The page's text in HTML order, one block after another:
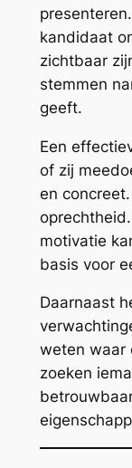
kandidaat
zichtbaar
stemmen
geeft.
Een
of zij
en
motivatie
basis voor
Daarnaast
weten waar
zoeken